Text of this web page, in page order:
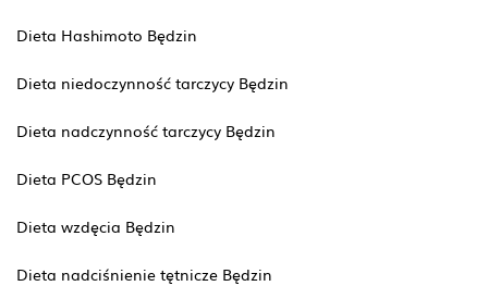
Dieta Hashimoto Będzin
Dieta niedoczynność tarczycy Będzin
Dieta nadczynność tarczycy Będzin
Dieta PCOS Będzin
Dieta wzdęcia Będzin
Dieta nadciśnienie tętnicze Będzin